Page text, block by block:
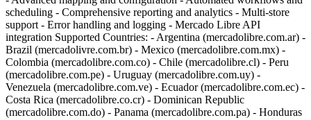
scheduling - Comprehensive reporting and analytics - Multi-store
support - Error handling and logging - Mercado Libre API
integration Supported Countries: - Argentina (mercadolibre.com.ar) -
Brazil (mercadolivre.com.br) - Mexico (mercadolibre.com.mx) -
Colombia (mercadolibre.com.co) - Chile (mercadolibre.cl) - Peru
(mercadolibre.com.pe) - Uruguay (mercadolibre.com.uy) -
Venezuela (mercadolibre.com.ve) - Ecuador (mercadolibre.com.ec) -
Costa Rica (mercadolibre.co.cr) - Dominican Republic
(mercadolibre.com.do) - Panama (mercadolibre.com.pa) - Honduras